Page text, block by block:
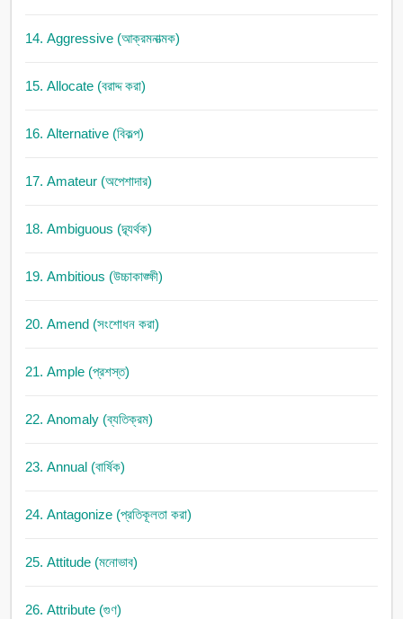
14. Aggressive (আক্রমনাত্মক)
15. Allocate (বরাদ্দ করা)
16. Alternative (বিকল্প)
17. Amateur (অপেশাদার)
18. Ambiguous (দ্ব্যর্থক)
19. Ambitious (উচ্চাকাঙ্ক্ষী)
20. Amend (সংশোধন করা)
21. Ample (প্রশস্ত)
22. Anomaly (ব্যতিক্রম)
23. Annual (বার্ষিক)
24. Antagonize (প্রতিকূলতা করা)
25. Attitude (মনোভাব)
26. Attribute (গুণ)